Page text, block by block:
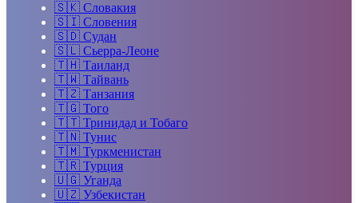
🇸🇰 Словакия
🇸🇮 Словения
🇸🇩 Судан
🇸🇱 Сьерра-Леоне
🇹🇭 Таиланд
🇹🇼 Тайвань
🇹🇿 Танзания
🇹🇬 Того
🇹🇹 Тринидад и Тобаго
🇹🇳 Тунис
🇹🇲 Туркменистан
🇹🇷 Турция
🇺🇬 Уганда
🇺🇿 Узбекистан